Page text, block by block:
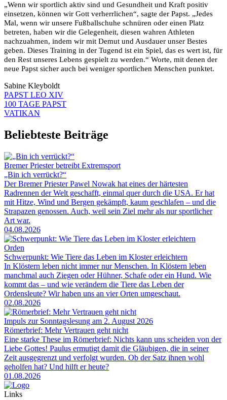
„Wenn wir sportlich aktiv sind und Gesundheit und Kraft positiv
einsetzen, können wir Gott verherrlichen“, sagte der Papst. „Jedes
Mal, wenn wir unsere Fußballschuhe schnüren oder einen Platz
betreten, haben wir die Gelegenheit, diesen wahren Athleten
nachzuahmen, indem wir mit Demut und Ausdauer unser Bestes
geben. Dieses Training in der Tugend ist ein Spiel, das es wert ist, für
den Rest unseres Lebens gespielt zu werden.“ Worte, mit denen der
neue Papst sicher auch bei weniger sportlichen Menschen punktet.
Sabine Kleyboldt
PAPST LEO XIV
100 TAGE PAPST
VATIKAN
Beliebteste Beiträge
Bremer Priester betreibt Extremsport
„Bin ich verrückt?“
Der Bremer Priester Pawel Nowak hat eines der härtesten
Radrennen der Welt geschafft, einmal quer durch die USA. Er hat
mit Hitze, Wind und Bergen gekämpft, kaum geschlafen – und die
Strapazen genossen. Auch, weil sein Ziel mehr als nur sportlicher
Art war.
04.08.2026
Orden
Schwerpunkt: Wie Tiere das Leben im Kloster erleichtern
In Klöstern leben nicht immer nur Menschen. In Klöstern leben
manchmal auch Ziegen oder Hühner, Schafe oder ein Hund. Wie
kommt das – und wie verändern die Tiere das Leben der
Ordensleute? Wir haben uns an vier Orten umgeschaut.
02.08.2026
Impuls zur Sonntagslesung am 2. August 2026
Römerbrief: Mehr Vertrauen geht nicht
Eine starke These im Römerbrief: Nichts kann uns scheiden von der
Liebe Gottes! Paulus ermutigt damit die Gläubigen, die in seiner
Zeit ausgegrenzt und verfolgt wurden. Ob der Satz ihnen wohl
geholfen hat? Und hilft er heute?
01.08.2026
Links